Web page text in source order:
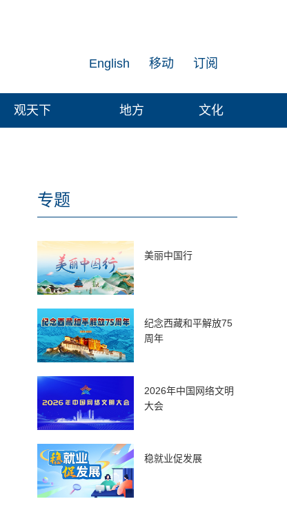
订阅
移动
English
观天下 地方 文化
专题
美丽中国行
纪念西藏和平解放75
周年
2026年中国网络文明
大会
稳就业促发展